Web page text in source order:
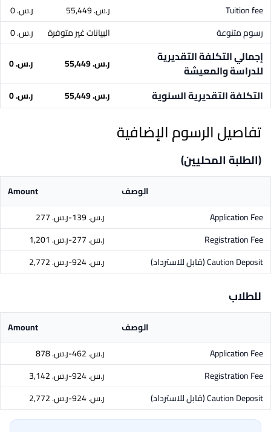
Tuition fee
ر.س.‏ 55,449
ر.س.‏ 0
رسوم متنوعة
البيانات غير متوفرة ر.س.‏ 0
إجمالي التكلفة التقديرية
للدراسة والمعيشة
ر.س.‏ 55,449 ر.س.‏ 0
التكلفة التقديرية السنوية ر.س.‏ 55,449 ر.س.‏ 0
تفاصيل الرسوم الإضافية
(الطلبة المحليين)
الوصف
Amount
Application Fee
ر.س.‏ 139-ر.س.‏ 277
Registration Fee
ر.س.‏ 277-ر.س.‏ 1,201
Caution Deposit(قابل للاسترداد) ر.س.‏ 924-ر.س.‏ 2,772
للطلاب
الوصف
Amount
Application Fee
ر.س.‏ 462-ر.س.‏ 878
Registration Fee
ر.س.‏ 924-ر.س.‏ 3,142
Caution Deposit(قابل للاسترداد) ر.س.‏ 924-ر.س.‏ 2,772